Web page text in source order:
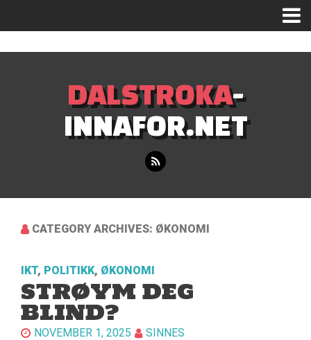
DALSTROKA-
INNAFOR.NET
CATEGORY ARCHIVES: ØKONOMI
IKT, POLITIKK, ØKONOMI
STRØYM DEG
BLIND?
NOVEMBER 1, 2025
SINNES